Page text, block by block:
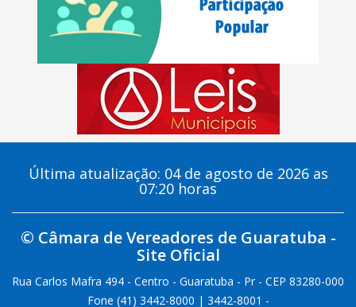
Última atualização: 04 de agosto de 2026 as
07:20 horas
© Câmara de Vereadores de Guaratuba -
Site Oficial
Rua Carlos Mafra 494 - Centro - Guaratuba - Pr - CEP 83280-000
Fone (41) 3442-8000 | 3442-8001 -